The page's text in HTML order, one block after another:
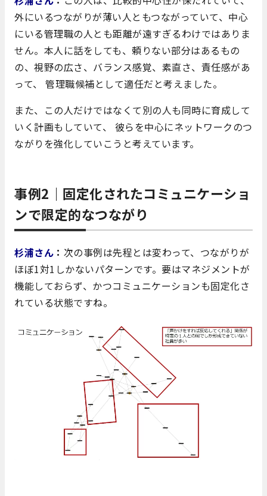
外にいるつながりが薄い人ともつながっていて、中心
にいる管理職の人とも距離が遠すぎるわけではありま
せん。本人に話をしても、頼りない部分はあるもの
の、視野の広さ、バランス感覚、素直さ、責任感があ
って、 管理職候補として適任だと考えました。
また、この人だけではなくて別の人も同時に育成して
いく計画もしていて、 彼らを中心にネットワークのつ
ながりを強化していこうと考えています。
事例2｜固定化されたコミュニケーショ
ンで限定的なつながり
杉浦さん ： 次の事例は先程とは変わって、つながりが
ほぼ1対1しかないパターンです。要はマネジメントが
機能しておらず、かつコミュニケーションも固定化さ
れている状態ですね。